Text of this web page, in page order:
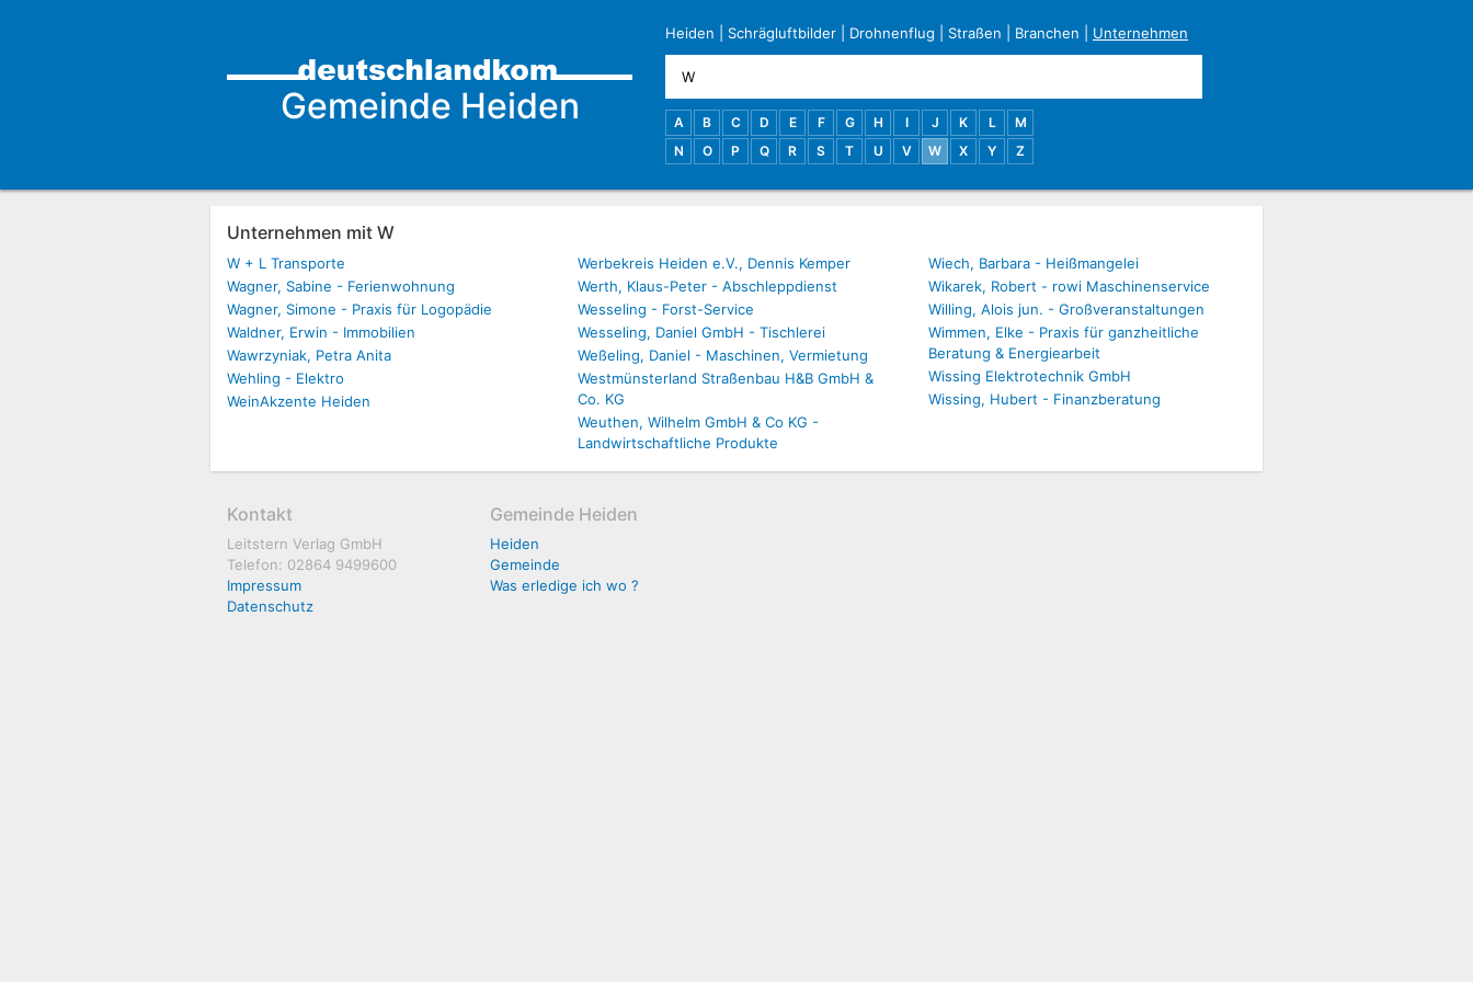
Gemeinde Heiden
Heiden Schrägluftbilder Drohnenflug Straßen Branchen Unternehmen
A B C D E F G H I J K L
M
N
O P Q R S T U V W X Y Z
Unternehmen mit W
W + L Transporte
Wagner, Sabine - Ferienwohnung
Wagner, Simone - Praxis für Logopädie
Waldner, Erwin - Immobilien
Wawrzyniak, Petra Anita
Wehling - Elektro
WeinAkzente Heiden
Werbekreis Heiden e.V., Dennis Kemper
Werth, Klaus-Peter - Abschleppdienst
Wesseling - Forst-Service
Wesseling, Daniel GmbH - Tischlerei
Weßeling, Daniel - Maschinen, Vermietung
Westmünsterland Straßenbau H&B GmbH &
Co. KG
Weuthen, Wilhelm GmbH & Co KG -
Landwirtschaftliche Produkte
Wiech, Barbara - Heißmangelei
Wikarek, Robert - rowi Maschinenservice
Willing, Alois jun. - Großveranstaltungen
Wimmen, Elke - Praxis für ganzheitliche
Beratung & Energiearbeit
Wissing Elektrotechnik GmbH
Wissing, Hubert - Finanzberatung
Kontakt
Leitstern Verlag GmbH
Telefon: 02864 9499600
Impressum
Datenschutz
Gemeinde Heiden
Heiden
Gemeinde
Was erledige ich wo ?